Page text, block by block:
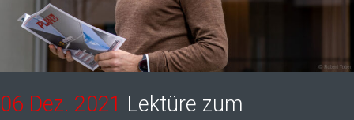
06 Dez. 2021 Lektüre zum